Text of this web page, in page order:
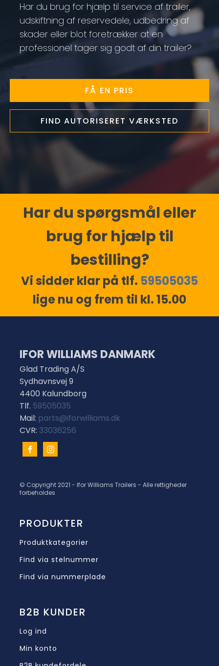
Har du brug for hjælp til service af trailer,
udskiftning af reservedele, udbedring af
skader eller blot foretrækker at en
professionel tager sig godt af din trailer?
FÅ EN PRIS
FIND AUTORISERET VÆRKSTED
Har du spørgsmål eller
brug for hjælp til
bestilling?
Vi sidder klar på tlf. 59505035
lige nu og frem til kl. 15.00
IFOR WILLIAMS DANMARK
Glad Trading A/S
Sydhavnsvej 9
4400 Kalundborg
Tlf. 59505035
Mail: parts@iforwilliams.dk
CVR: 33036256
© Copyright 2021 - Ifor Williams Trailers - Alle rettigheder
forbeholdes
PRODUKTER
Produktkategorier
Find via stelnummer
Find via nummerplade
B2B KUNDER
Log ind
Min konto